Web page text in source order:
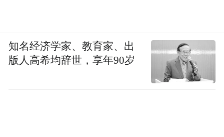
知名经济学家、教育家、出
版人高希均辞世，享年90岁